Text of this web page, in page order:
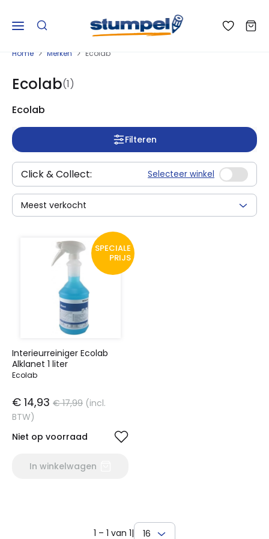
Home Merken Ecolab
Ecolab(1)
Ecolab
Filteren
Click & Collect: Selecteer winkel
Meest verkocht
SPECIALE
PRIJS
Interieurreiniger Ecolab
Alklanet 1 liter
Ecolab
€ 14,93 € 17,99 (incl.
BTW)
Niet op voorraad
In winkelwagen
1 – 1 van 1| 16